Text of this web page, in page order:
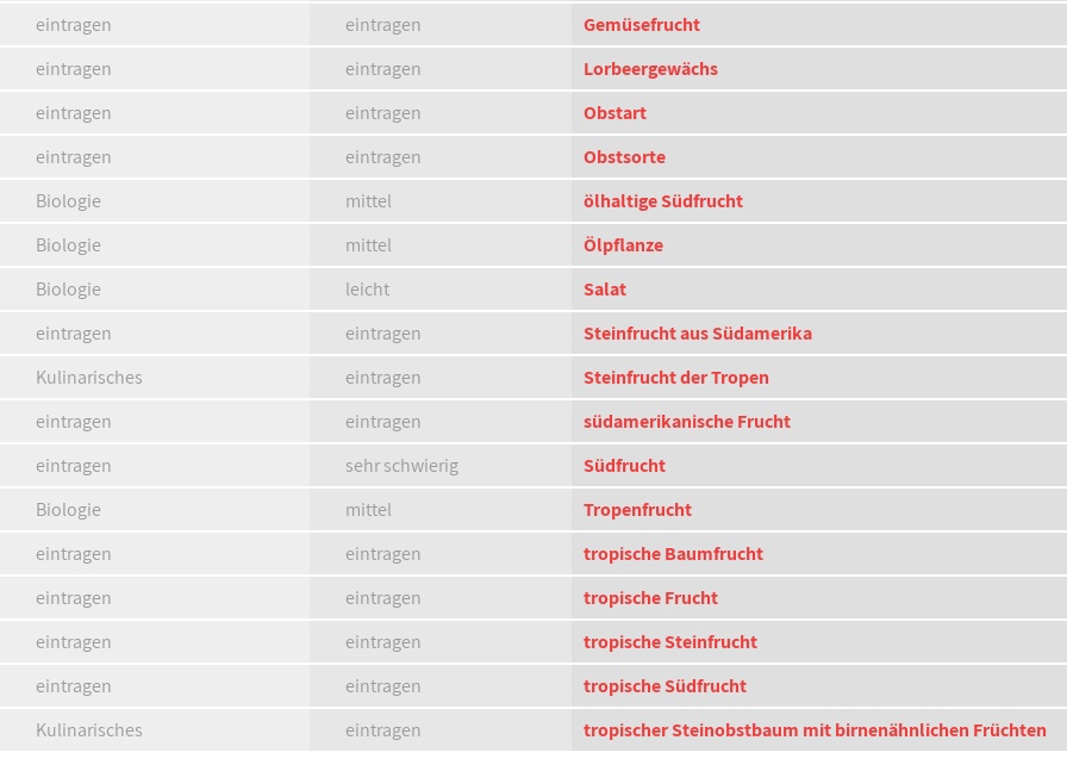
eintragen
eintragen
Gemüsefrucht
eintragen
eintragen
Lorbeergewächs
eintragen
eintragen
Obstart
eintragen
eintragen
Obstsorte
Biologie
mittel
ölhaltige Südfrucht
Biologie
mittel
Ölpflanze
Biologie
leicht
Salat
eintragen
eintragen
Steinfrucht aus Südamerika
Kulinarisches
eintragen
Steinfrucht der Tropen
eintragen
eintragen
südamerikanische Frucht
eintragen
sehr schwierig
Südfrucht
Biologie
mittel
Tropenfrucht
eintragen
eintragen
tropische Baumfrucht
eintragen
eintragen
tropische Frucht
eintragen
eintragen
tropische Steinfrucht
eintragen
eintragen
tropische Südfrucht
Kulinarisches
eintragen tropischer Steinobstbaum mit birnenähnlichen Früchten